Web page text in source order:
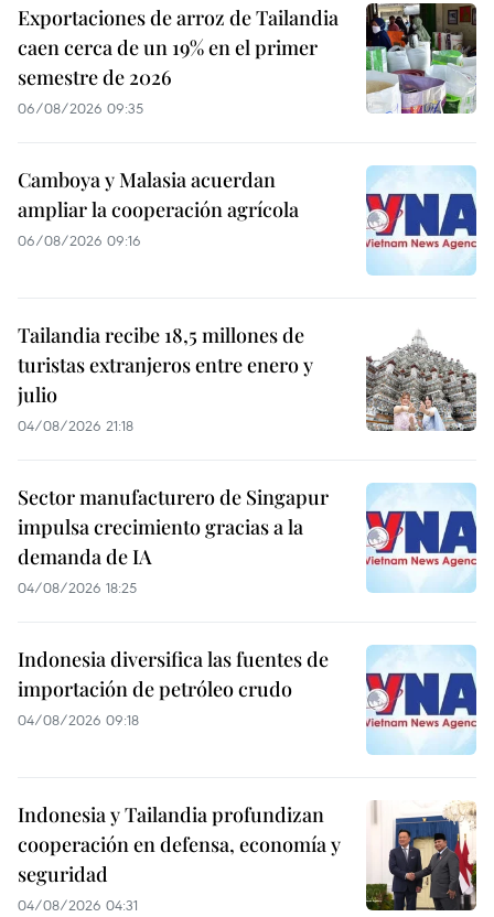
Exportaciones de arroz de Tailandia
caen cerca de un 19% en el primer
semestre de 2026
06/08/2026 09:35
Camboya y Malasia acuerdan
ampliar la cooperación agrícola
06/08/2026 09:16
Tailandia recibe 18,5 millones de
turistas extranjeros entre enero y
julio
04/08/2026 21:18
Sector manufacturero de Singapur
impulsa crecimiento gracias a la
demanda de IA
04/08/2026 18:25
Indonesia diversifica las fuentes de
importación de petróleo crudo
04/08/2026 09:18
Indonesia y Tailandia profundizan
cooperación en defensa, economía y
seguridad
04/08/2026 04:31